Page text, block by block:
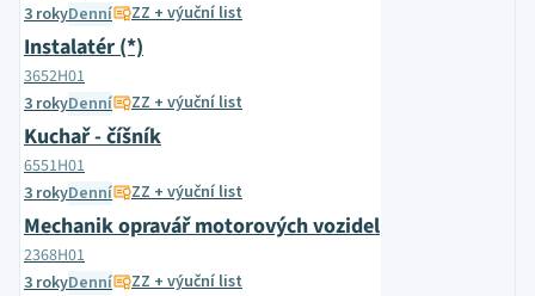
3 rokyDenní ZZ + výuční list
Instalatér (*)
3652H01
3 rokyDenní ZZ + výuční list
Kuchař - číšník
6551H01
3 rokyDenní ZZ + výuční list
Mechanik opravář motorových vozidel
2368H01
3 rokyDenní ZZ + výuční list